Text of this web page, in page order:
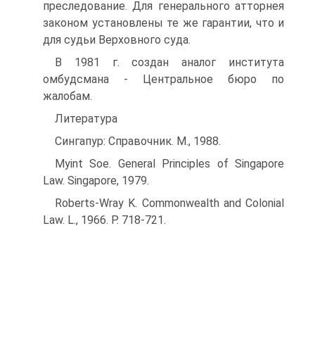
преследование. Для генерального атторнея
законом установлены те же гарантии, что и
для судьи Верховного суда.
В 1981 г. создан аналог института
омбудсмана - Центральное бюро по
жалобам.
Литература
Сингапур: Справочник. М., 1988.
Myint Soe. General Principles of Singapore
Law. Singapore, 1979.
Roberts-Wray K. Commonwealth and Colonial
Law. L., 1966. Р. 718-721.